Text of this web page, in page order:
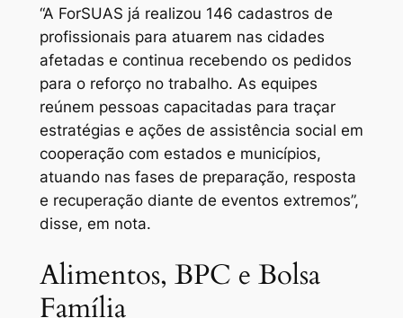
“A ForSUAS já realizou 146 cadastros de
profissionais para atuarem nas cidades
afetadas e continua recebendo os pedidos
para o reforço no trabalho. As equipes
reúnem pessoas capacitadas para traçar
estratégias e ações de assistência social em
cooperação com estados e municípios,
atuando nas fases de preparação, resposta
e recuperação diante de eventos extremos”,
disse, em nota.
Alimentos, BPC e Bolsa
Família